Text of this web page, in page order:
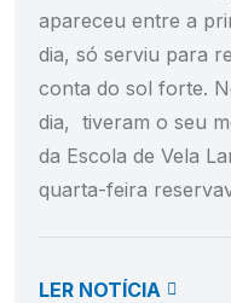
apareceu entre a
dia, só serviu para
conta do sol forte.
dia, tiveram o seu
da Escola de Vela
quarta-feira
LER NOTÍCIA